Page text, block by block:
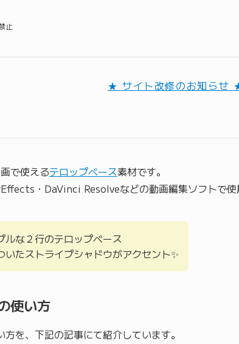
止
★ サイト改修のお知らせ
で使えるテロップベース素材です。
・DaVinci Resolveなどの動画編集ソフトで使
ルな２行のテロップベース
いたストライプシャドウがアクセント✨
使い方
を、下記の記事にて紹介しています。